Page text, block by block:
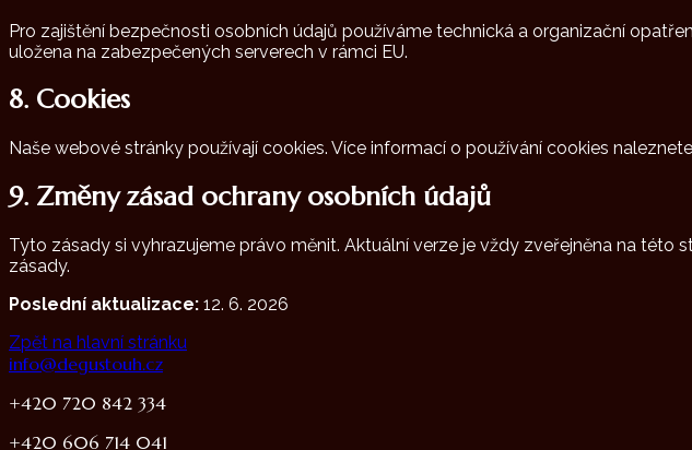
Pro zajištění bezpečnosti osobních údajů používáme technická a organizační
uložena na zabezpečených serverech v rámci EU.
8. Cookies
Naše webové stránky používají cookies. Více informací o používání cookies
9. Změny zásad ochrany osobních údajů
Tyto zásady si vyhrazujeme právo měnit. Aktuální verze je vždy zveřejněna na
zásady.
Poslední aktualizace: 12. 6. 2026
Zpět na hlavní stránku
info@degustouh.cz
+420 720 842 334
+420 606 714 041